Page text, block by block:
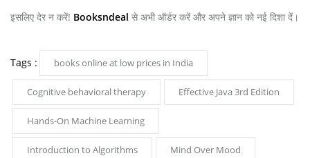
इसलिए देर न करें! Booksndeal से अभी ऑर्डर करें और अपने ज्ञान को नई दिशा दें।
Tags : books online at low prices in India
Cognitive behavioral therapy Effective Java 3rd Edition
Hands-On Machine Learning
Introduction to Algorithms Mind Over Mood